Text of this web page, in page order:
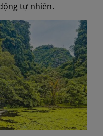
tự nhiên.